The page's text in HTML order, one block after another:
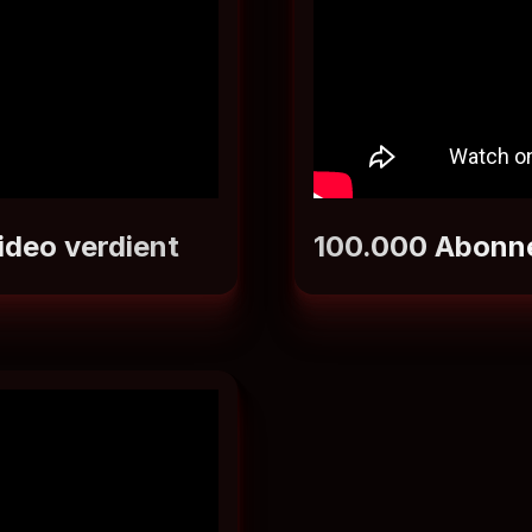
verdient 100.000